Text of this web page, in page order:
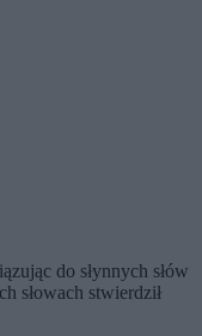
do słynnych słów
słowach stwierdził